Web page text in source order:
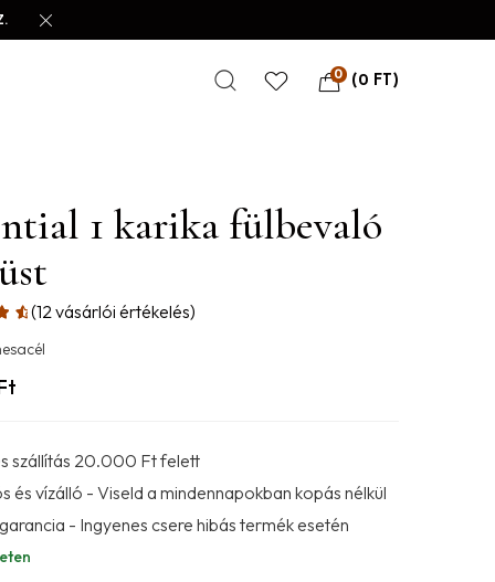
0 (0 FT )
1 karika fülbevaló
(12vásárlói értékelés)
szállítás 20.000 Ft felett
és vízálló - Viseld a mindennapokban kopás nélkül
- Ingyenes csere hibás termék esetén